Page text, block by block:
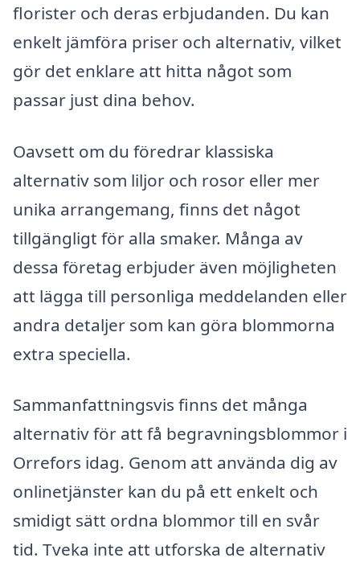
florister och deras erbjudanden. Du kan
enkelt jämföra priser och alternativ, vilket
gör det enklare att hitta något som
passar just dina behov.
Oavsett om du föredrar klassiska
alternativ som liljor och rosor eller mer
unika arrangemang, finns det något
tillgängligt för alla smaker. Många av
dessa företag erbjuder även möjligheten
att lägga till personliga meddelanden eller
andra detaljer som kan göra blommorna
extra speciella.
Sammanfattningsvis finns det många
alternativ för att få begravningsblommor i
Orrefors idag. Genom att använda dig av
onlinetjänster kan du på ett enkelt och
smidigt sätt ordna blommor till en svår
tid. Tveka inte att utforska de alternativ